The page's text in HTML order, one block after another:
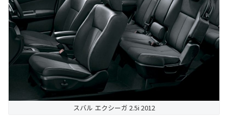
スバル エクシーガ 2.5i 2012